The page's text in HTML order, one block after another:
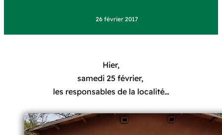
26 février 2017
Hier,
samedi 25 février,
les responsables de la localité…